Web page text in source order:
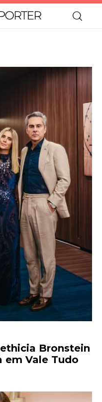
Bronstein
em Vale Tudo